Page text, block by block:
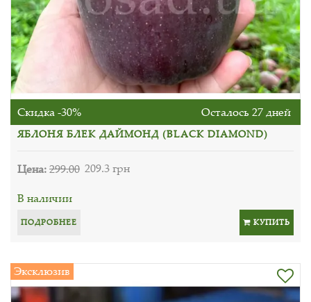
Скидка -30% Осталось 27 дней
ЯБЛОНЯ БЛЕК ДАЙМОНД (BLACK DIAMOND)
Цена:299.00 209.3 грн
В наличии
ПОДРОБНЕЕ КУПИТЬ
Эксклюзив